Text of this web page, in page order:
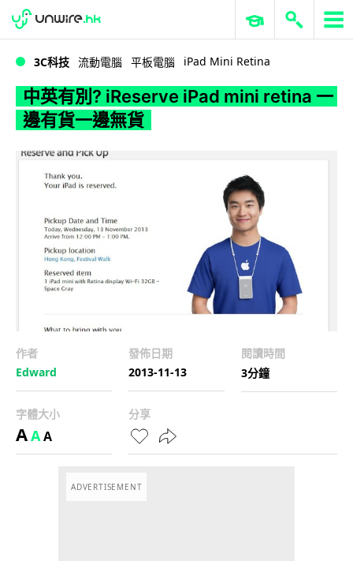
WWDC 2026 ERP 與商業 AI
3C科技 流動電腦 平板電腦 iPad Mini Retina
中英有別? iReserve iPad mini retina 一
邊有貨一邊無貨
作者
Edward
發佈日期
2013-11-13
閱讀時間
3分鐘
字體大小
AAA
分享
ADVERTISEMENT